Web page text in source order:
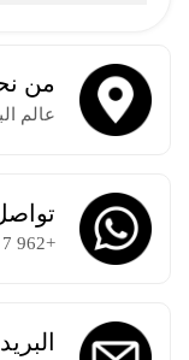
من
عالم
+962 7 9600 3330